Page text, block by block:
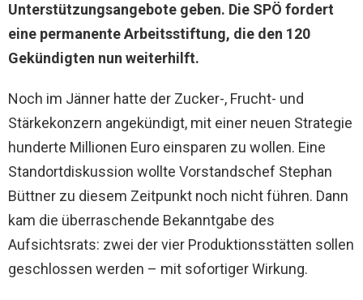
Unterstützungsangebote geben. Die SPÖ fordert
eine permanente Arbeitsstiftung, die den 120
Gekündigten nun weiterhilft.
Noch im Jänner hatte der Zucker-, Frucht- und
Stärkekonzern angekündigt, mit einer neuen Strategie
hunderte Millionen Euro einsparen zu wollen. Eine
Standortdiskussion wollte Vorstandschef Stephan
Büttner zu diesem Zeitpunkt noch nicht führen. Dann
kam die überraschende Bekanntgabe des
Aufsichtsrats: zwei der vier Produktionsstätten sollen
geschlossen werden – mit sofortiger Wirkung.